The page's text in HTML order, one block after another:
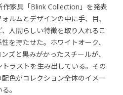
家具「Blink Collection」を発表
ルムとデザインの中に手、目、
人間らしい特徴を取り入れるこ
を持たせた。ホワイトオーク、
ズと黒みがかったスチールが、
ラストを生み出している。その
色がコレクション全体のイメー
。